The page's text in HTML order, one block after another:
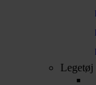
Legetøj